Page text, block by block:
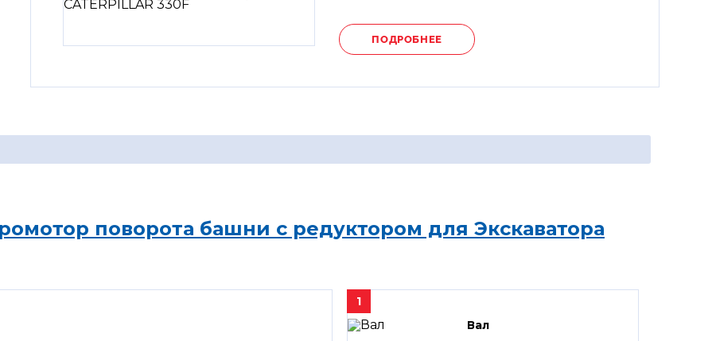
ПОДРОБНЕЕ
поворота башни с редуктором для Экскаватора
1
Вал